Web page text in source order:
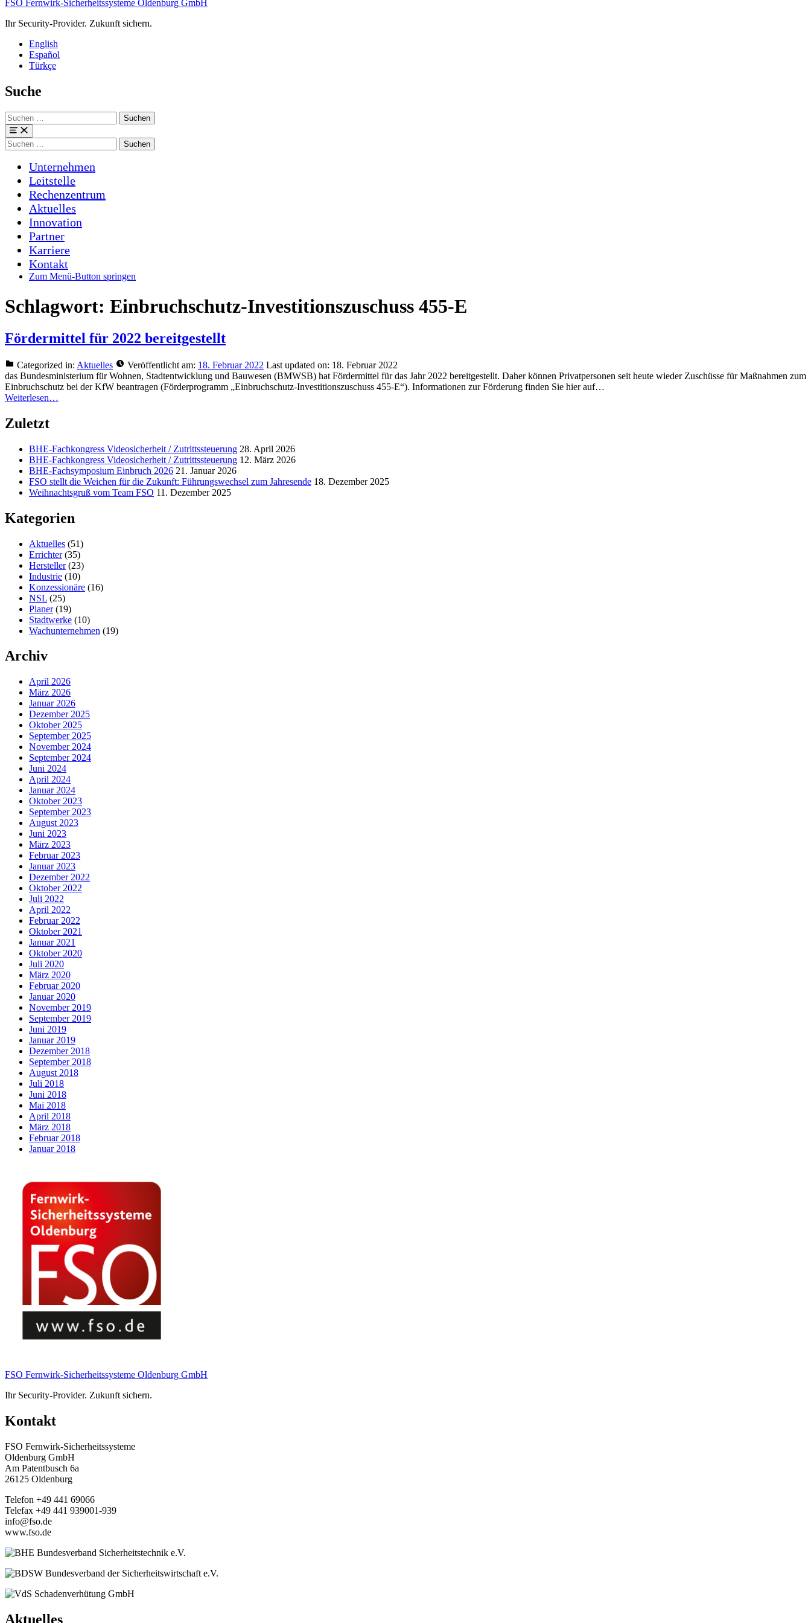
FSO Fernwirk-Sicherheitssysteme Oldenburg GmbH
Ihr Security-Provider. Zukunft sichern.
English
Español
Türkçe
Suche
Suchen
nach:
Menü
Suchen
nach:
Unternehmen
Leitstelle
Rechenzentrum
Aktuelles
Innovation
Partner
Karriere
Kontakt
Zum Menü-Button springen
Schlagwort: Einbruchschutz-Investitionszuschuss 455-E
Fördermittel für 2022 bereitgestellt
Categorized in: Aktuelles Veröffentlicht am: 18. Februar 2022 Last updated on: 18. Februar 2022
das Bundesministerium für Wohnen, Stadtentwicklung und Bauwesen (BMWSB) hat Fördermittel für das Jahr 2022 bereitgestellt. Daher können Privatpersonen seit heute wieder Zuschüsse für Maßnahmen zum
Einbruchschutz bei der KfW beantragen (Förderprogramm „Einbruchschutz-Investitionszuschuss 455-E“). Informationen zur Förderung finden Sie hier auf…
Weiterlesen…
Zuletzt
BHE-Fachkongress Videosicherheit / Zutrittssteuerung 28. April 2026
BHE-Fachkongress Videosicherheit / Zutrittssteuerung 12. März 2026
BHE-Fachsymposium Einbruch 2026 21. Januar 2026
FSO stellt die Weichen für die Zukunft: Führungswechsel zum Jahresende 18. Dezember 2025
Weihnachtsgruß vom Team FSO 11. Dezember 2025
Kategorien
Aktuelles (51)
Errichter(35)
Hersteller(23)
Industrie (10)
Konzessionäre (16)
NSL (25)
Planer(19)
Stadtwerke (10)
Wachunternehmen (19)
Archiv
April 2026
März 2026
Januar 2026
Dezember 2025
Oktober 2025
September 2025
November 2024
September 2024
Juni 2024
April 2024
Januar 2024
Oktober 2023
September 2023
August 2023
Juni 2023
März 2023
Februar 2023
Januar 2023
Dezember 2022
Oktober 2022
Juli 2022
April 2022
Februar 2022
Oktober 2021
Januar 2021
Oktober 2020
Juli 2020
März 2020
Februar 2020
Januar 2020
November 2019
September 2019
Juni 2019
Januar 2019
Dezember 2018
September 2018
August 2018
Juli 2018
Juni 2018
Mai 2018
April 2018
März 2018
Februar 2018
Januar 2018
FSO Fernwirk-Sicherheitssysteme Oldenburg GmbH
Ihr Security-Provider. Zukunft sichern.
Kontakt
FSO Fernwirk-Sicherheitssysteme
Oldenburg GmbH
Am Patentbusch 6a
26125 Oldenburg
Telefon +49 441 69066
Telefax +49 441 939001-939
info@fso.de
www.fso.de
Aktuelles